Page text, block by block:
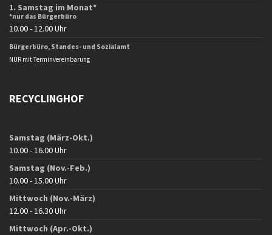
1. Samstag im Monat*
*nur das Bürgerbüro
10.00 - 12.00 Uhr
Bürgerbüro, Standes- und Sozialamt
NUR mit Terminvereinbarung
RECYCLINGHOF
Samstag (März-Okt.)
10.00 - 16.00 Uhr
Samstag (Nov.-Feb.)
10.00 - 15.00 Uhr
Mittwoch (Nov.-März)
12.00 - 16.30 Uhr
Mittwoch (Apr.-Okt.)